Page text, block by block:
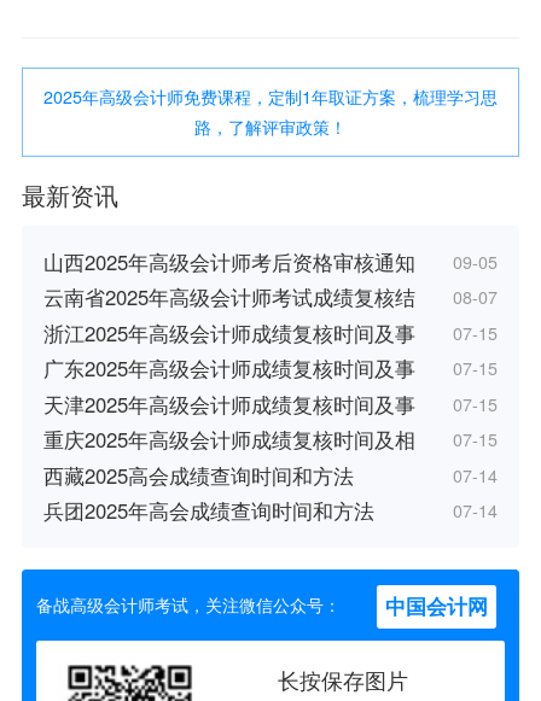
2025年高级会计师免费课程，定制1年取证方案，梳理学习思
路，了解评审政策！
最新资讯
山西2025年高级会计师考后资格审核通知 09-05
云南省2025年高级会计师考试成绩复核结 08-07
浙江2025年高级会计师成绩复核时间及事 07-15
广东2025年高级会计师成绩复核时间及事 07-15
天津2025年高级会计师成绩复核时间及事 07-15
重庆2025年高级会计师成绩复核时间及相 07-15
西藏2025高会成绩查询时间和方法 07-14
兵团2025年高会成绩查询时间和方法 07-14
备战高级会计师考试，关注微信公众号： 中国会计网
长按保存图片